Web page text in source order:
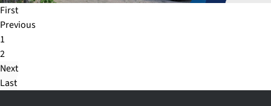
First
Previous
1
2
Next
Last